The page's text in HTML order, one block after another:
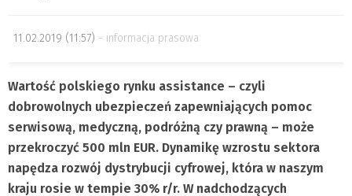
11.02.2019 (11:57) informacja prasowa
Wartość polskiego rynku assistance – czyli
dobrowolnych ubezpieczeń zapewniających pomoc
serwisową, medyczną, podróżną czy prawną – może
przekroczyć 500 mln EUR. Dynamikę wzrostu sektora
napędza rozwój dystrybucji cyfrowej, która w naszym
kraju rosie w tempie 30% r/r. W nadchodzących